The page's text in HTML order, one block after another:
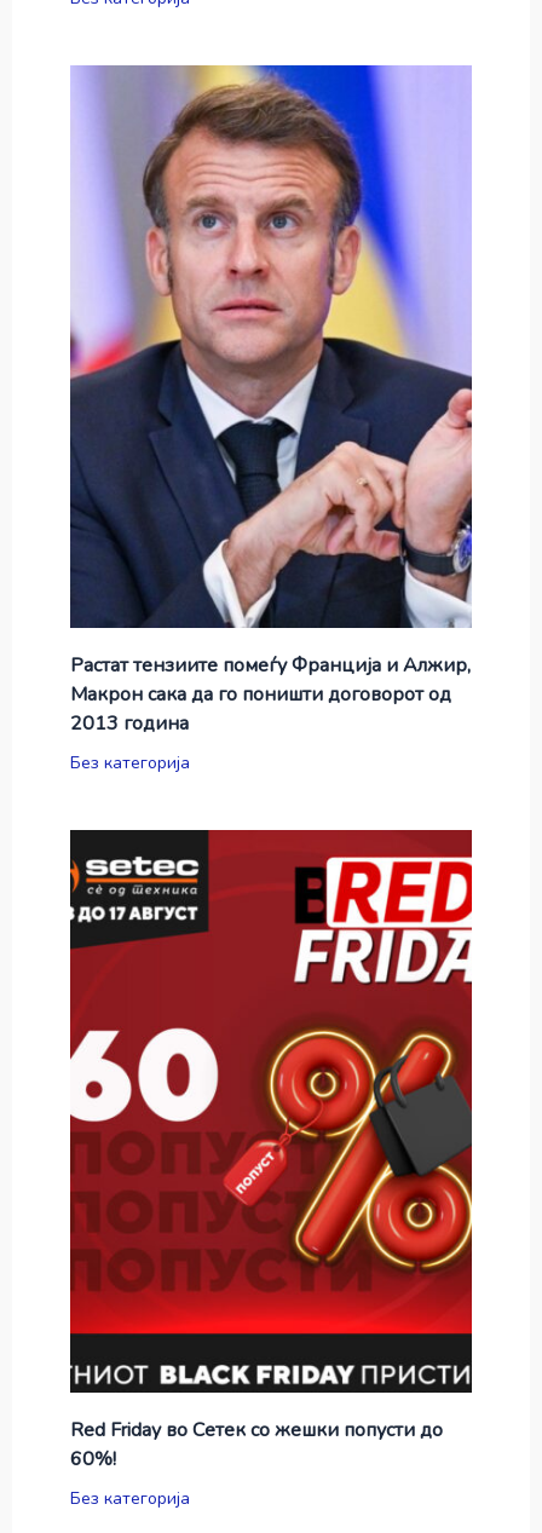
Растат тензиите помеѓу Франција и Алжир,
Макрон сака да го поништи договорот од
2013 година
Без категорија
Red Friday во Сетек со жешки попусти до
60%!
Без категорија